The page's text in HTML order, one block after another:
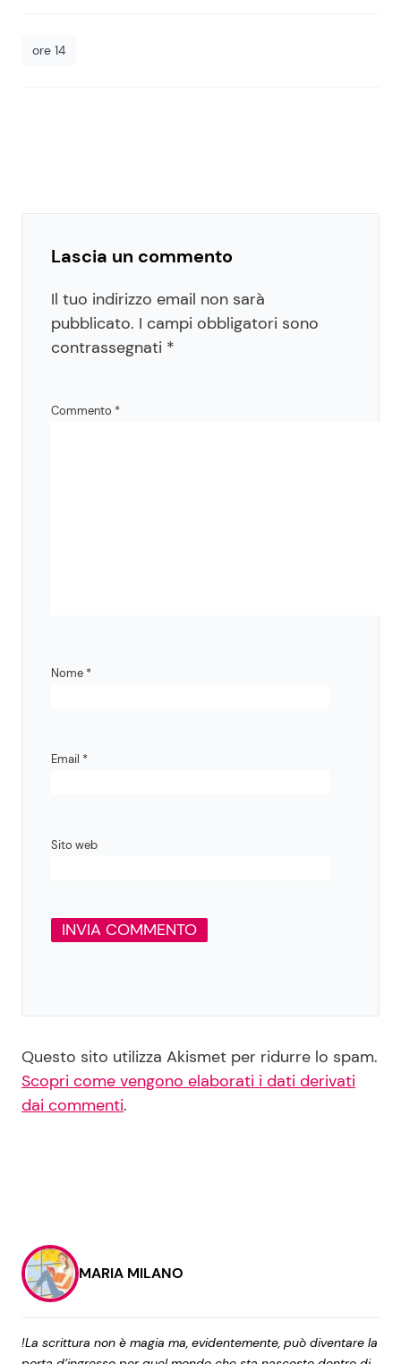
ore 14
Lascia un commento
Il tuo indirizzo email non sarà
pubblicato. I campi obbligatori sono
contrassegnati *
Commento *
Nome *
Email *
Sito web
Questo sito utilizza Akismet per ridurre lo spam.
Scopri come vengono elaborati i dati derivati
dai commenti.
MARIA MILANO
!La scrittura non è magia ma, evidentemente, può diventare la